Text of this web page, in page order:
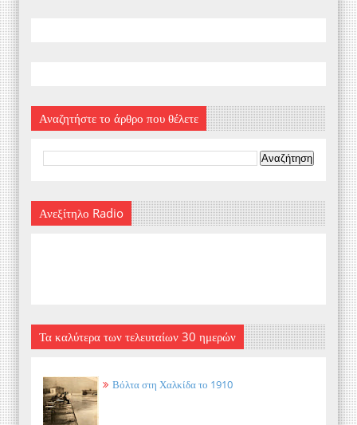
Αναζητήστε το άρθρο που θέλετε
Ανεξίτηλο Radio
Τα καλύτερα των τελευταίων 30 ημερών
Βόλτα στη Χαλκίδα το 1910